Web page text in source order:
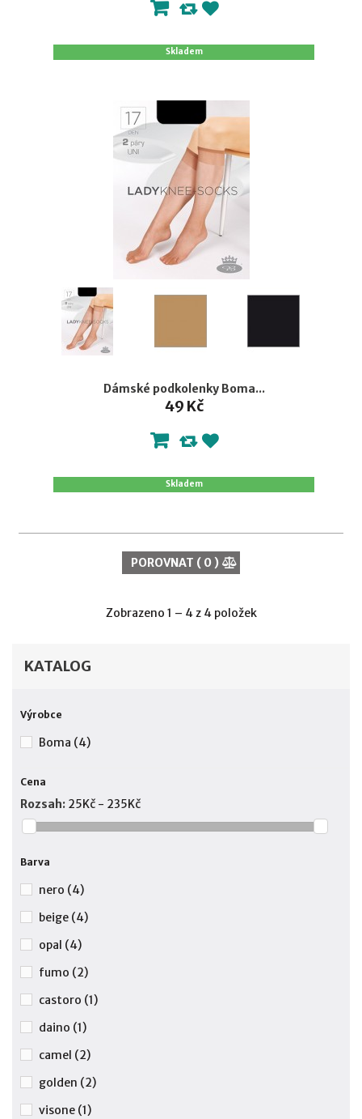
Skladem
Dámské podkolenky Boma...
49 Kč
Skladem
POROVNAT ( 0)
Zobrazeno 1 – 4 z 4 položek
KATALOG
Výrobce
Boma (4)
Cena
Rozsah: 25Kč - 235Kč
Barva
nero (4)
beige (4)
opal (4)
fumo (2)
castoro (1)
daino (1)
camel (2)
golden (2)
visone (1)